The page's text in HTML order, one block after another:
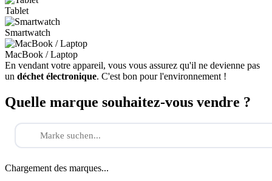
Tablet
Smartwatch
MacBook / Laptop
En vendant votre appareil, vous vous assurez qu'il ne devienne pas
un déchet électronique. C'est bon pour l'environnement !
Quelle marque souhaitez-vous vendre ?
Chargement des marques...